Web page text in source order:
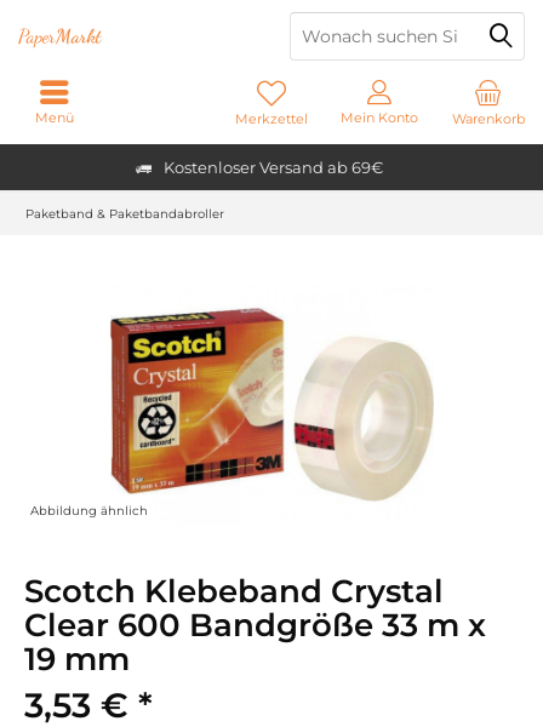
Kostenloser Versand ab 69€
PaperMarkt
Warenkorb
Merkzettel Mein Konto
Menü
Paketband & Paketbandabroller
Abbildung ähnlich
Scotch Klebeband Crystal
Clear 600 Bandgröße 33 m x
19 mm
3,53 € *